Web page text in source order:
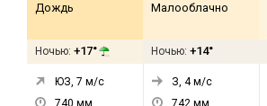
Дождь
Ночью: +17°
ЮЗ, 7 м/с
740 мм
Малооблачно
Ночью: +14°
З, 4м/с
742 мм